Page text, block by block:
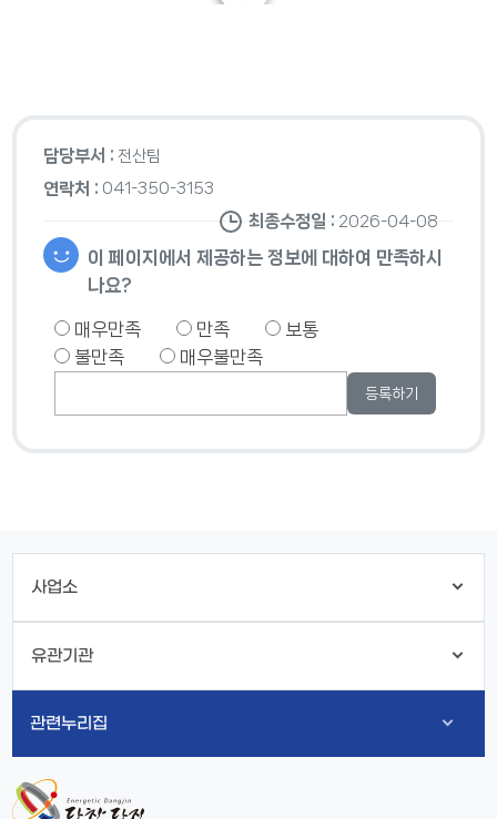
담당부서 : 전산팀
연락처 : 041-350-3153
최종수정일 : 2026-04-08
이 페이지에서 제공하는 정보에 대하여 만족하시
나요?
매우만족 만족
보통
불만족
매우불만족
사업소
유관기관
관련누리집